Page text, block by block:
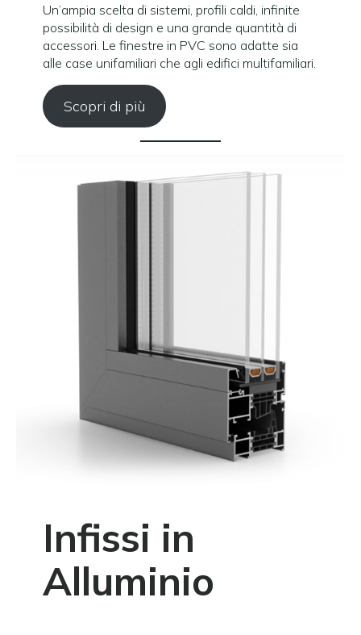
Un’ampia scelta di sistemi, profili caldi, infinite
possibilità di design e una grande quantità di
accessori. Le finestre in PVC sono adatte sia
alle case unifamiliari che agli edifici multifamiliari.
Scopri di più
Infissi in
Alluminio